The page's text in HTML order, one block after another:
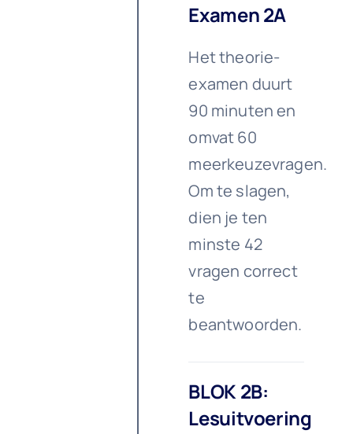
Examen 2A
Het theorie-
examen duurt
90 minuten en
omvat 60
meerkeuzevragen.
Om te slagen,
dien je ten
minste 42
vragen correct
te
beantwoorden.
BLOK 2B:
Lesuitvoering